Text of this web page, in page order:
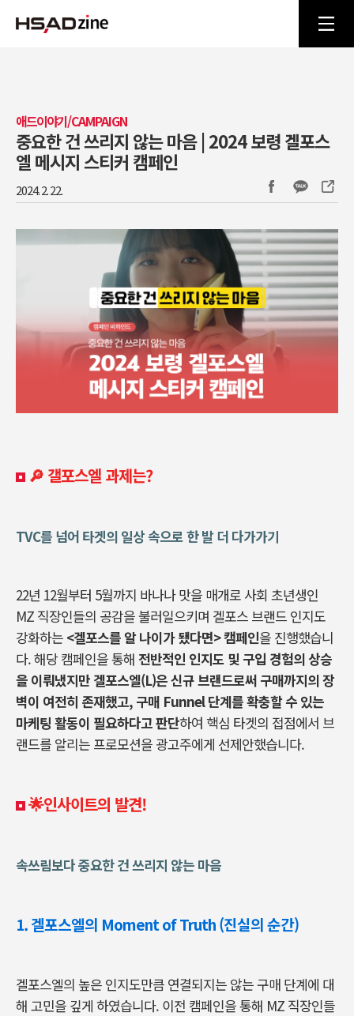
애드이야기/CAMPAIGN
중요한 건 쓰리지 않는 마음 | 2024 보령 겔포스
엘 메시지 스티커 캠페인
2024. 2. 22.
🔎 갤포스엘 과제는?
TVC를 넘어 타겟의 일상 속으로 한 발 더 다가가기
22년 12월부터 5월까지 바나나 맛을 매개로 사회 초년생인
MZ 직장인들의 공감을 불러일으키며 겔포스 브랜드 인지도
강화하는 <겔포스를 알 나이가 됐다면> 캠페인을 진행했습니
다. 해당 캠페인을 통해 전반적인 인지도 및 구입 경험의 상승
을 이뤄냈지만 겔포스엘(L)은 신규 브랜드로써 구매까지의 장
벽이 여전히 존재했고, 구매 Funnel 단계를 확충할 수 있는
마케팅 활동이 필요하다고 판단하여 핵심 타겟의 접점에서 브
랜드를 알리는 프로모션을 광고주에게 선제안했습니다.
🌟인사이트의 발견!
속쓰림보다 중요한 건 쓰리지 않는 마음
1. 겔포스엘의 Moment of Truth (진실의 순간)
겔포스엘의 높은 인지도만큼 연결되지는 않는 구매 단계에 대
해 고민을 깊게 하였습니다. 이전 캠페인을 통해 MZ 직장인들